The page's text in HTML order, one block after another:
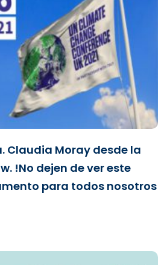
Claudia Moray desde la
!No dejen de ver este
para todos nosotros